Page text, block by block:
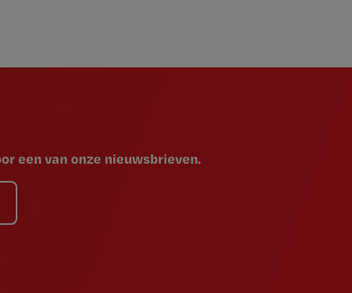
een van onze nieuwsbrieven.